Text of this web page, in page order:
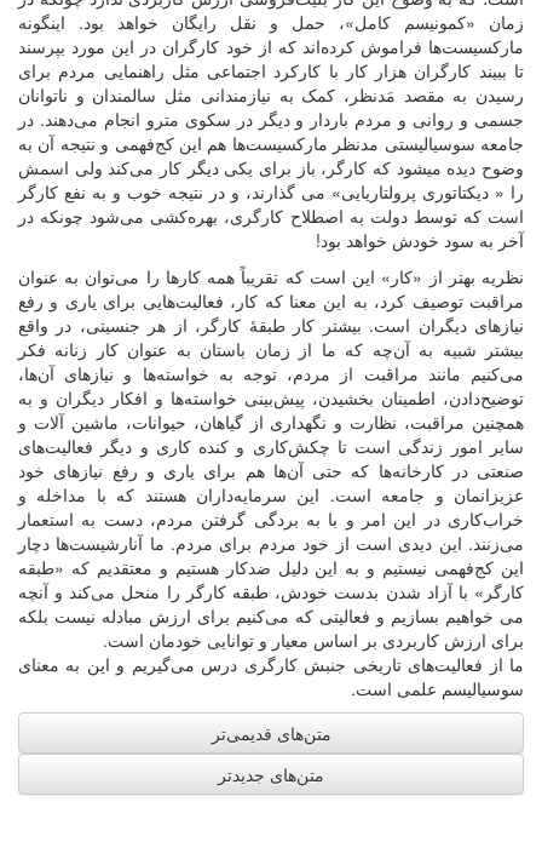
زمان «کمونیسم کامل»، حمل و نقل رایگان خواهد بود. اینگونه
مارکسیست‌ها فراموش کرده‌اند که از خود کارگران در این مورد بپرسند
تا ببیند کارگران هزار کار با کارکرد اجتماعی مثل راهنمایی مردم برای
رسیدن به مقصد مَدنظر، کمک به نیازمندانی مثل سالمندان و ناتوانان
جسمی و روانی و مردم باردار و دیگر در سکوی مترو انجام می‌دهند. در
جامعه سوسیالیستی مدنظر مارکسیست‌ها هم این کج‌فهمی و نتیجه آن به
وضوح دیده میشود که کارگر، باز برای یکی دیگر کار می‌کند ولی اسمش
را « دیکتاتوری پرولتاریایی» می گذارند، و در نتیجه خوب و به نفع کارگر
است که توسط دولت به اصطلاح کارگری، بهره‌کشی می‌شود چونکه در
آخر به سود خودش خواهد بود!
نظریه بهتر از «کار» این است که تقریباً همه کارها را می‌توان به عنوان
مراقبت توصیف کرد، به این معنا که کار، فعالیت‌هایی برای یاری و رفع
نیازهای دیگران است. بیشتر کار طبقۀ کارگر، از هر جنسیتی، در واقع
بیشتر شبیه به آن‌چه که ما از زمان باستان به عنوان کار زنانه فکر
می‌کنیم مانند مراقبت از مردم، توجه به خواسته‌ها و نیازهای آن‌ها،
توضیح‌دادن، اطمینان‌ بخشیدن، پیش‌بینی خواسته‌ها و افکار دیگران و به
همچنین مراقبت، نظارت و نگهداری از گیاهان، حیوانات، ماشین آلات و
سایر امور زندگی است تا چکش‌کاری و کنده ‌کاری و دیگر فعالیت‌های
صنعتی در کارخانه‌ها که حتی آن‌ها هم برای یاری و رفع نیازهای خود
عزیزانمان و جامعه است. این سرمایه‌داران هستند که با مداخله و
خراب‌کاری در این امر و با به بردگی گرفتن مردم، دست به استعمار
می‌زنند. این دیدی است از خود مردم برای مردم. ما آنارشیست‌ها دچار
این کج‌فهمی نیستیم و به این دلیل ضدکار هستیم و معتقدیم که «طبقه
کارگر» با آزاد شدن بدست خودش، طبقه کارگر را منحل می‌کند و آنچه
می خواهیم بسازیم و فعالیتی که می‌کنیم برای ارزش مبادله نیست بلکه
برای ارزش کاربردی بر اساس معیار و توانایی خودمان است.
ما از فعالیت‌های تاریخی جنبش کارگری درس می‌گیریم و این به معنای
سوسیالیسم علمی است.
متن‌های قدیمی‌تر
متن‌های جدیدتر